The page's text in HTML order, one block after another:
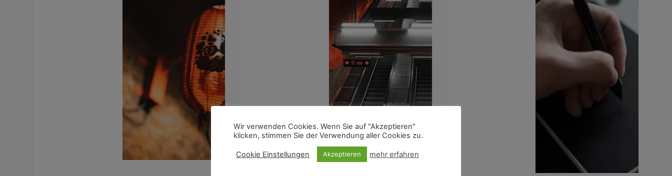
Wir verwenden Cookies. Wenn Sie auf "Akzeptieren"
klicken, stimmen Sie der Verwendung aller Cookies zu.
Cookie Einstellungen Akzeptieren mehr erfahren